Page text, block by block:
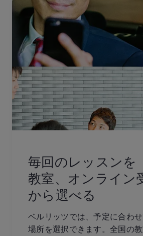
毎回のレッスンを
教室、オンライン
から選べる
ベルリッツでは、予定に合わ
場所を選択できます。全国の